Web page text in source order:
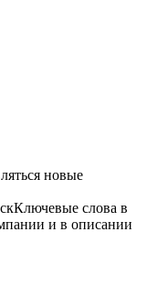
новые
Ключевые слова в
и в описании